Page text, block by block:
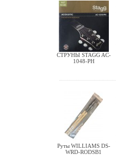
СТРУНЫ STAGG AC-
1048-PH
Руты WILLIAMS DS-
WRD-RODSB1